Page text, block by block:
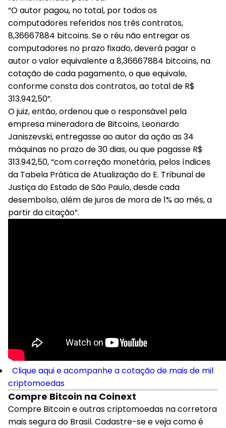
“O autor pagou, no total, por todos os
computadores referidos nos três contratos,
8,36667884 bitcoins. Se o réu não entregar os
computadores no prazo fixado, deverá pagar o
autor o valor equivalente a 8,36667884 bitcoins, na
cotação de cada pagamento, o que equivale,
conforme consta dos contratos, ao total de R$
313.942,50”.
O juiz, então, ordenou que o responsável pela
empresa mineradora de Bitcoins, Leonardo
Janiszevski, entregasse ao autor da ação as 34
máquinas no prazo de 30 dias, ou que pagasse R$
313.942,50, “com correção monetária, pelos índices
da Tabela Prática de Atualização do E. Tribunal de
Justiça do Estado de São Paulo, desde cada
desembolso, além de juros de mora de 1% ao mês, a
partir da citação”.
Clique aqui e acompanhe a cotação de mais de mil
criptomoedas
Compre Bitcoin na Coinext
Compre Bitcoin e outras criptomoedas na corretora
mais segura do Brasil. Cadastre-se e veja como é